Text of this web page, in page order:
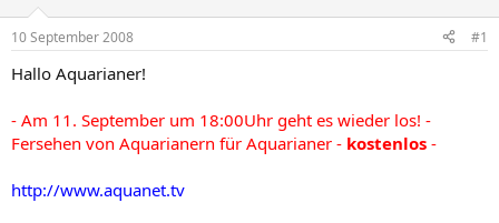
e
r
l
t
a
10 September 2008 #1
Hallo Aquarianer!
- Am 11. September um 18:00Uhr geht es wieder los! -
Fersehen von Aquarianern für Aquarianer - kostenlos -
http://www.aquanet.tv